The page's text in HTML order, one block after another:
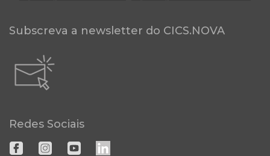
Subscreva a newsletter do CICS.NOVA
Redes Sociais